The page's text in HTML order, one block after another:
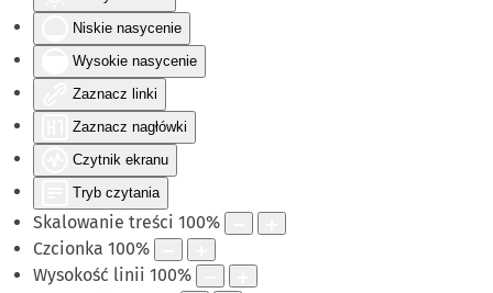
Niskie nasycenie
Wysokie nasycenie
Zaznacz linki
Zaznacz nagłówki
Czytnik ekranu
Tryb czytania
Skalowanie treści 100%
Czcionka 100%
Wysokość linii 100%